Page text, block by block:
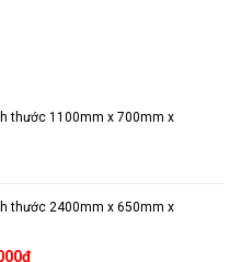
thước 1100mm x 700mm x
thước 2400mm x 650mm x
₫Giá